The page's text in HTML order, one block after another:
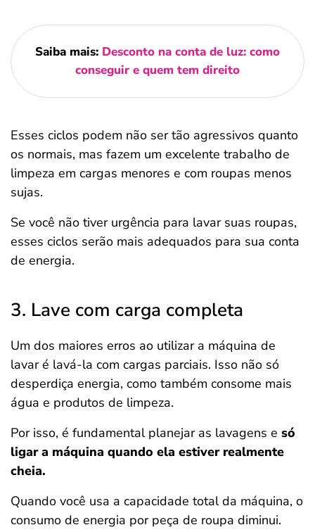
Saiba mais: Desconto na conta de luz: como
conseguir e quem tem direito
Esses ciclos podem não ser tão agressivos quanto
os normais, mas fazem um excelente trabalho de
limpeza em cargas menores e com roupas menos
sujas.
Se você não tiver urgência para lavar suas roupas,
esses ciclos serão mais adequados para sua conta
de energia.
3. Lave com carga completa
Um dos maiores erros ao utilizar a máquina de
lavar é lavá-la com cargas parciais. Isso não só
desperdiça energia, como também consome mais
água e produtos de limpeza.
Por isso, é fundamental planejar as lavagens e só
ligar a máquina quando ela estiver realmente
cheia.
Quando você usa a capacidade total da máquina, o
consumo de energia por peça de roupa diminui.